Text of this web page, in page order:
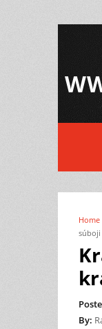
You
Home
súboji
By: